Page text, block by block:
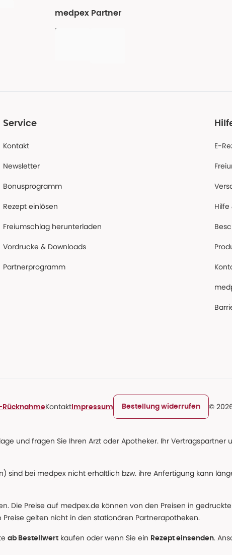
medpex Partner
Service
Kontakt
Newsletter
Bonusprogramm
Rezept einlösen
Freiumschlag herunterladen
Vordrucke & Downloads
Partnerprogramm
E-
Hilfe
RücknahmeKontakt Impressum Bestellung widerrufen ©
und fragen Sie Ihren Arzt oder Apotheker. Ihr Vertragspartner
sind bei medpex nicht erhältlich bzw. ihre Anfertigung kann
Die Preise auf medpex.de können von den Preisen in
gelten nicht in den stationären Partnerapotheken.
ab Bestellwert kaufen oder wenn Sie ein Rezept einsenden.